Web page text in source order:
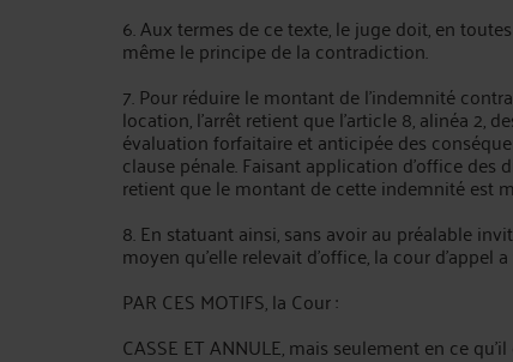
6. Aux termes de ce texte, le juge doit, en
même le principe de la contradiction.
7. Pour réduire le montant de l'indemnité
location, l'arrêt retient que l'article 8, alinéa 2,
évaluation forfaitaire et anticipée des
clause pénale. Faisant application d'office des
retient que le montant de cette indemnité est
8. En statuant ainsi, sans avoir au préalable
moyen qu'elle relevait d'office, la cour d'appel
PAR CES MOTIFS, la Cour :
CASSE ET ANNULE, mais seulement en ce